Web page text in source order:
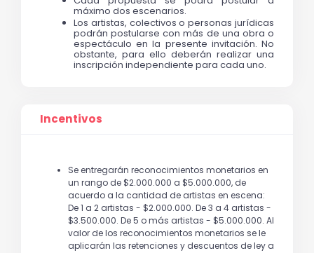
máximo dos escenarios.
Los artistas, colectivos o personas jurídicas
podrán postularse con más de una obra o
espectáculo en la presente invitación. No
obstante, para ello deberán realizar una
inscripción independiente para cada uno.
Incentivos
Se entregarán reconocimientos monetarios en
un rango de $2.000.000 a $5.000.000, de
acuerdo a la cantidad de artistas en escena:
De 1 a 2 artistas - $2.000.000. De 3 a 4 artistas -
$3.500.000. De 5 o más artistas - $5.000.000. Al
valor de los reconocimientos monetarios se le
aplicarán las retenciones y descuentos de ley a